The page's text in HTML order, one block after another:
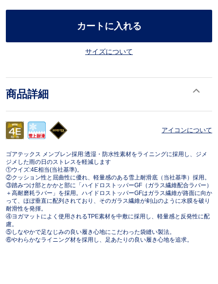
カートに入れる
サイズについて
商品詳細
アイコンについて
ゴアテックス メンブレン採用:透湿・防水性素材をライニングに採用し、ジメ
ジメした雨の日のストレスを軽減します
①ウイズ:4E相当(当社基準)。
②クッション性と屈曲性に優れ、軽量感のある雪上耐滑底（当社基準）採用。
③踏みつけ部とかかと部に「ハイドロストッパーGF（ガラス繊維配合ラバー）
＋高耐磨耗ラバー」を採用。ハイドロストッパーGFはガラス繊維が路面に向か
って、ほぼ垂直に配列されており、そのガラス繊維が剣山のように水膜を破り
耐滑性を発揮。
④ヨガマットによく使用されるTPE素材を中敷に採用し、軽量感と反発性に配
慮。
⑤しなやかで足なじみの良い履き心地にこだわった袋縫い製法。
⑥やわらかなライニング材を採用し、足あたりの良い履き心地を追求。